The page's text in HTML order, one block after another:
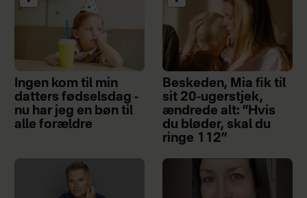
Ingen kom til min
datters fødselsdag -
nu har jeg en bøn til
alle forældre
Beskeden, Mia fik til
sit 20-ugerstjek,
ændrede alt: ”Hvis
du bløder, skal du
ringe 112”